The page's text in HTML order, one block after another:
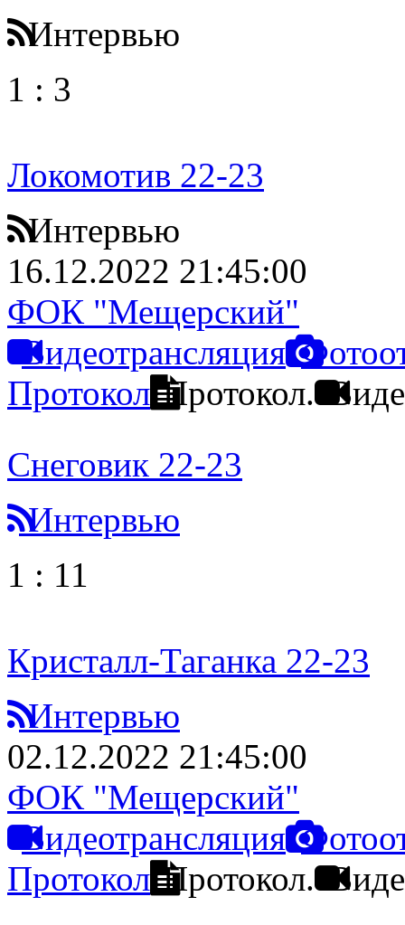
Интервью
1 : 3
Локомотив 22-23
Интервью
16.12.2022 21:45:00
ФОК "Мещерский"
Видеотрансляция
Протокол Протокол.
Снеговик 22-23
Интервью
1 : 11
Кристалл-Таганка 22-23
Интервью
02.12.2022 21:45:00
ФОК "Мещерский"
Видеотрансляция
Протокол Протокол.